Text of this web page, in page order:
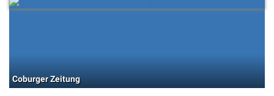
Coburger Zeitung